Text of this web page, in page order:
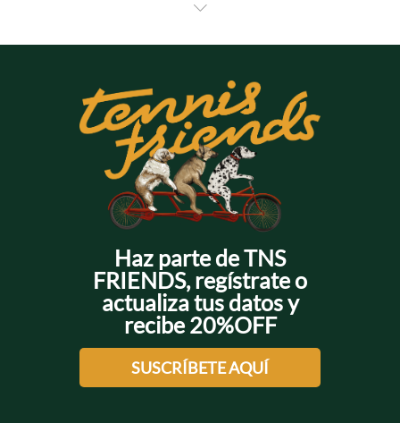
Haz parte de TNS
FRIENDS, regístrate o
actualiza tus datos y
recibe 20%OFF
SUSCRÍBETE AQUÍ